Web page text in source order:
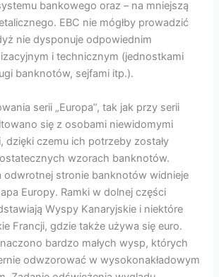
bankowego oraz – na mniejszą
EBC nie mógłby prowadzić
nie dysponuje odpowiednim
i technicznym (jednostkami
banknotów, sejfami itp.).
serii „Europa”, tak jak przy serii
się z osobami niewidomymi
dzięki czemu ich potrzeby zostały
wzorach banknotów.
odwrotnej stronie banknotów widnieje
Europy. Ramki w dolnej części
Wyspy Kanaryjskie i niektóre
Francji, gdzie także używa się euro.
bardzo małych wysp, których
odwzorować w wysokonakładowym